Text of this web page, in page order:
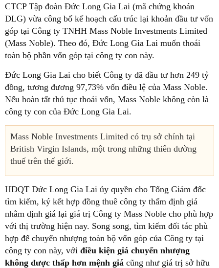
CTCP Tập đoàn Đức Long Gia Lai (mã chứng khoán
DLG) vừa công bố kế hoạch cấu trúc lại khoản đầu tư vốn
góp tại Công ty TNHH Mass Noble Investments Limited
(Mass Noble). Theo đó, Đức Long Gia Lai muốn thoái
toàn bộ phần vốn góp tại công ty con này.
Đức Long Gia Lai cho biết Công ty đã đầu tư hơn 249 tỷ
đồng, tương đương 97,73% vốn điều lệ của Mass Noble.
Nếu hoàn tất thủ tục thoái vốn, Mass Noble không còn là
công ty con của Đức Long Gia Lai.
Mass Noble Investments Limited có trụ sở chính tại
British Virgin Islands, một trong những thiên đường
thuế trên thế giới.
HĐQT Đức Long Gia Lai ủy quyền cho Tổng Giám đốc
tìm kiếm, ký kết hợp đồng thuê công ty thẩm định giá
nhằm định giá lại giá trị Công ty Mass Noble cho phù hợp
với thị trường hiện nay. Song song, tìm kiếm đối tác phù
hợp để chuyển nhượng toàn bộ vốn góp của Công ty tại
công ty con này, với điều kiện giá chuyển nhượng
không được thấp hơn mệnh giá cũng như giá trị sở hữu